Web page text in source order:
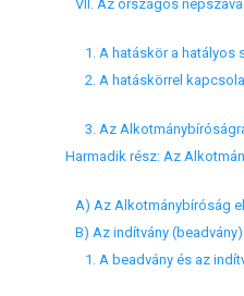
1. A hatáskör a hatályos
A) Az Alkotmánybíróság
B) Az indítvány (beadvány)